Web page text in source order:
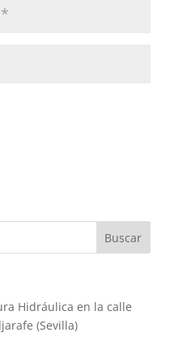
Hidráulica en la calle
(Sevilla)